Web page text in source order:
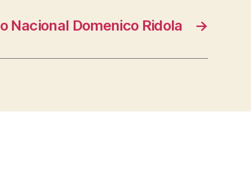
→
Nacional Domenico Ridola